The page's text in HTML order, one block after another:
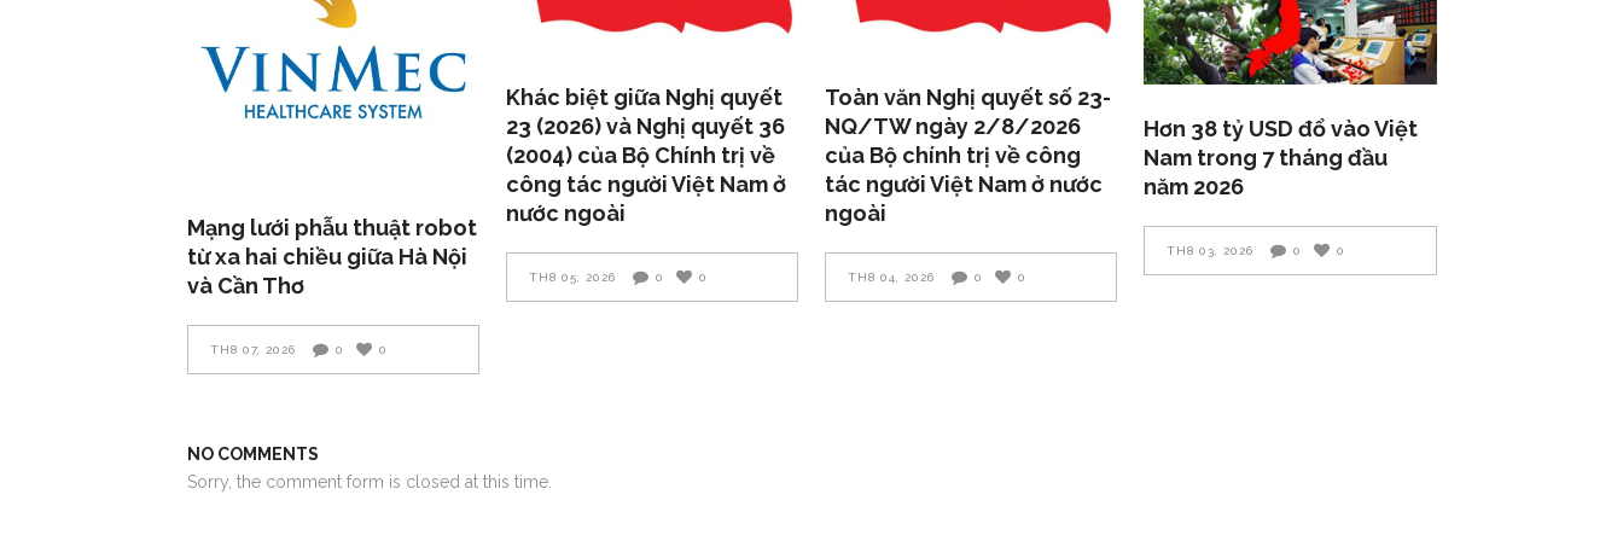
Mạng lưới phẫu thuật robot
từ xa hai chiều giữa Hà Nội
và Cần Thơ
TH8 07, 2026 0 0
Khác biệt giữa Nghị quyết
23 (2026) và Nghị quyết 36
(2004) của Bộ Chính trị về
công tác người Việt Nam ở
nước ngoài
TH8 05, 2026 0 0
Toàn văn Nghị quyết số 23-
NQ/TW ngày 2/8/2026
của Bộ chính trị về công
tác người Việt Nam ở nước
ngoài
TH8 04, 2026 0 0
Hơn 38 tỷ USD đổ vào Việt
Nam trong 7 tháng đầu
năm 2026
TH8 03, 2026 0 0
NO COMMENTS
Sorry, the comment form is closed at this time.